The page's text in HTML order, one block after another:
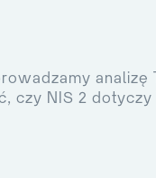
analizę
czy NIS 2 dotyczy